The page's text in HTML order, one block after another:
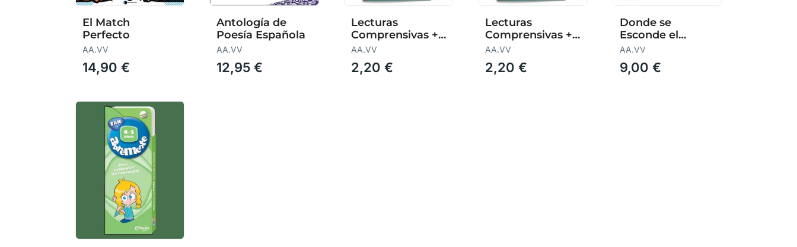
El Match
Perfecto
AA.VV
14,90 €
Antología de
Poesía Española
AA.VV
12,95 €
Lecturas
Comprensivas +6
Años 24 (Verde)
AA.VV
2,20 €
Lecturas
Comprensivas +7
Años 24 (Verde)
AA.VV
2,20 €
Donde se
Esconde el
Principito
AA.VV
9,00 €